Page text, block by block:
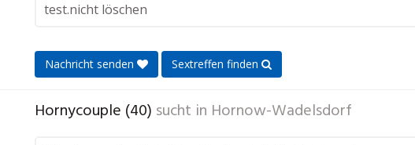
test.nicht löschen
Nachricht senden Sextreffen finden
Hornycouple (40) sucht in Hornow-Wadelsdorf